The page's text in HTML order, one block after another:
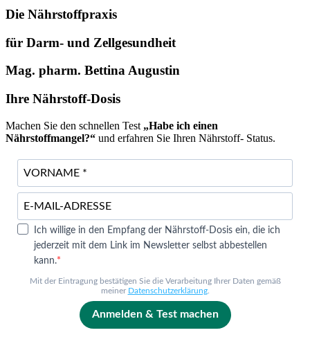
Die Nährstoffpraxis
für Darm- und Zellgesundheit
Mag. pharm. Bettina Augustin
Ihre Nährstoff-Dosis
Machen Sie den schnellen Test „Habe ich einen
Nährstoffmangel?“ und erfahren Sie Ihren Nährstoff- Status.
Ich willige in den Empfang der Nährstoff-Dosis ein, die ich
jederzeit mit dem Link im Newsletter selbst abbestellen
kann.
Mit der Eintragung bestätigen Sie die Verarbeitung Ihrer Daten gemäß
meiner Datenschutzerklärung.
Anmelden & Test machen